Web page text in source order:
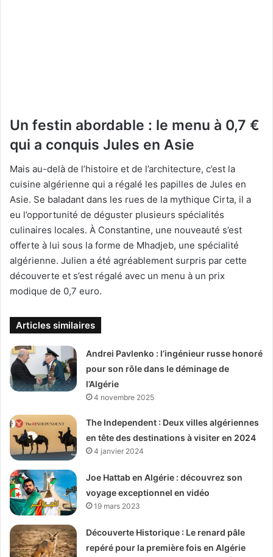
Un festin abordable : le menu à 0,7 €
qui a conquis Jules en Asie
Mais au-delà de l’histoire et de l’architecture, c’est la
cuisine algérienne qui a régalé les papilles de Jules en
Asie. Se baladant dans les rues de la mythique Cirta, il a
eu l’opportunité de déguster plusieurs spécialités
culinaires locales. À Constantine, une nouveauté s’est
offerte à lui sous la forme de Mhadjeb, une spécialité
algérienne. Julien a été agréablement surpris par cette
découverte et s’est régalé avec un menu à un prix
modique de 0,7 euro.
Articles similaires
Andrei Pavlenko : l’ingénieur russe honoré
pour son rôle dans le déminage de
l’Algérie
4 novembre 2025
The Independent : Deux villes algériennes
en tête des destinations à visiter en 2024
4 janvier 2024
Joe Hattab en Algérie : découvrez son
voyage exceptionnel en vidéo
19 mars 2023
Découverte Historique : Le renard pâle
repéré pour la première fois en Algérie